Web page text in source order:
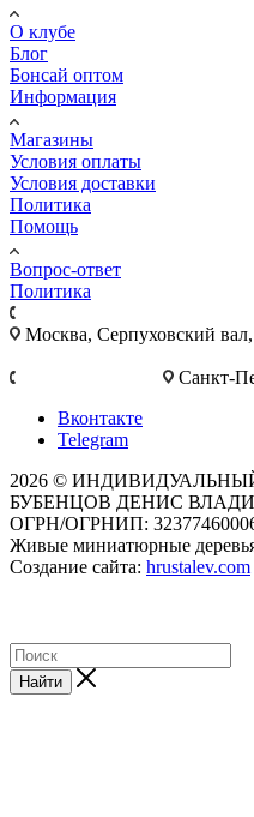
О клубе
Блог
Бонсай оптом
Информация
Магазины
Условия оплаты
Условия доставки
Политика
Помощь
Вопрос-ответ
Политика
Москва, Cерпуховский
Санкт-
Вконтакте
Telegram
2026 ©
БУБЕНЦОВ ДЕНИС
ОГРН/ОГРНИП:
Живые миниатюрные
Создание сайта: hrustalev.com
Найти